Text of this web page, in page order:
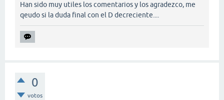
Han sido muy utiles los comentarios y los agradezco, me
qeudo si la duda final con el D decreciente....
0
votos